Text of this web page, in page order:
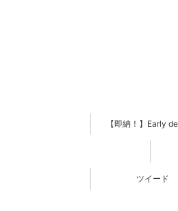
【即納！】Early
ツイード